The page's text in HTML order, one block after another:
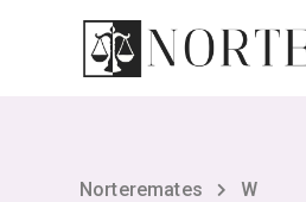
Norteremates W